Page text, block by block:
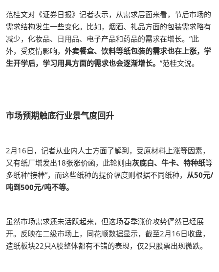
范桂文对《证券日报》记者表示，从需求层面来看，节后市场的
需求结构发生一些变化。比如，烟酒、礼品方面的包装需求略有
减少，化妆品、日用品、电子产品和药品的需求在增长。“此
外，受疫情影响， 外卖餐盒、饮料等纸包装的需求也在上涨，学
生开学后，学习用具方面的需求也会逐渐增长。 ”范桂文说。
市场预期触底行业景气度回升
2月16日，记者从业内人士方面了解到，受原材料上涨等因素，
又有纸厂增发出18张涨价函，此轮则由灰底白、牛卡、特种纸等
多纸种“接棒”，而这些纸种的提价幅度则根据不同纸种， 从50元/
吨到500元/吨不等。
虽然市场需求还未活跃起来，但这场春季涨价攻势俨然已经展
开。反映在二级市场上，同花顺数据显示，截至2月16日收盘，
造纸板块22只A股整体都有不错的表现，仅2只股票出现微跌。